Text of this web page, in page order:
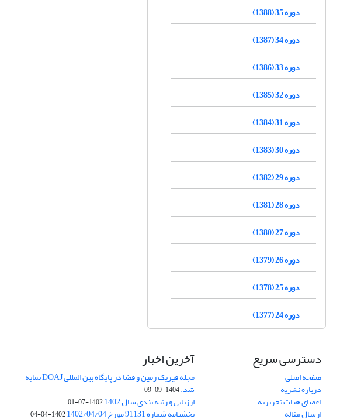
دوره 35 (1388)
دوره 34 (1387)
دوره 33 (1386)
دوره 32 (1385)
دوره 31 (1384)
دوره 30 (1383)
دوره 29 (1382)
دوره 28 (1381)
دوره 27 (1380)
دوره 26 (1379)
دوره 25 (1378)
دوره 24 (1377)
دسترسی سریع
صفحه اصلی
درباره نشریه
اعضای هیات تحریریه
ارسال مقاله
آخرین اخبار
مجله فیزیک زمین و فضا در پایگاه بین المللی DOAJ نمایه
شد.1404-09-09
ارزیابی و رتبه بندی سال 1402 1402-07-01
بخشنامه شماره 91131 مورخ 1402/04/04 1402-04-04